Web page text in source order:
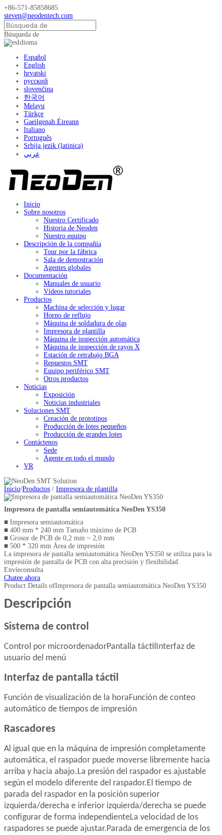
+86-571-85858685
steven@neodentech.com
Búsqueda de
Idioma
Español
English
hrvatski
русский
slovenčina
한국어
Melayu
Türkçe
Gaeilgenah Éireann
Italiano
Português
Srbija jezik (latinica)
عربي
Inicio
Sobre nosotros
Nuestro Certificado
Historia de Neoden
Nuestro equipo
Descripción de la compañía
Tour por la fábrica
Sala de demostración
Agentes globales
Documentación
Manuales de usuario
Vídeos tutoriales
Productos
Machina de selección y lugar
Horno de reflujo
Máquina de soldadura de olas
Impresora de plantilla
Máquina de inspección automática
Máquina de inspección de rayos X
Estación de retrabajo BGA
Repuestos SMT
Equipo periférico SMT
Otros productos
Noticias
Exposición
Noticias industriales
Soluciones SMT
Creación de prototipos
Producción de lotes pequeños
Producción de grandes lotes
Contáctenos
Sede
Agente en todo el mundo
VR
Inicio/Productos / Impresora de plantilla
Impresora de pantalla semiautomática NeoDen YS350
■ Impresora semiautomática
■ 400 mm * 240 mm Tamaño máximo de PCB
■ Grosor de PCB de 0,2 mm ~ 2,0 mm
■ 500 * 320 mm Área de impresión
La impresora de pantalla semiautomática NeoDen YS350 se utiliza para la
impresión de pantalla de PCB con alta precisión y flexibilidad.
Envíeconsulta
Chatee ahora
Product Details ofImpresora de pantalla semiautomática NeoDen YS350
Descripción
Sistema de control
Control por microordenadorPantalla táctilInterfaz de
usuario del menú
Interfaz de pantalla táctil
Función de visualización de la horaFunción de conteo
automático de tiempos de impresión
Rascadores
Al igual que en la máquina de impresión completamente
automática, el raspador puede moverse libremente hacia
arriba y hacia abajo.La presión del raspador es ajustable
según el modelo diferente del raspador.El tiempo de
parada del raspador en la posición superior
izquierda/derecha e inferior izquierda/derecha se puede
configurar de forma independienteLa velocidad de los
raspadores se puede ajustar.Parada de emergencia de los